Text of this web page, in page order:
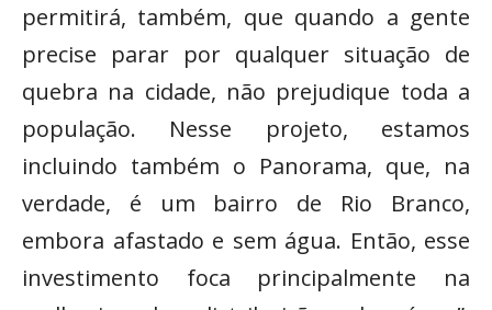
permitirá, também, que quando a gente
precise parar por qualquer situação de
quebra na cidade, não prejudique toda a
população. Nesse projeto, estamos
incluindo também o Panorama, que, na
verdade, é um bairro de Rio Branco,
embora afastado e sem água. Então, esse
investimento foca principalmente na